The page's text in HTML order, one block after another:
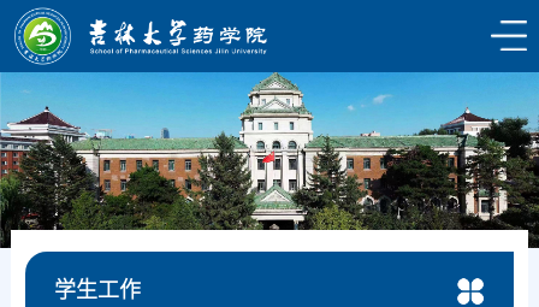
学生工作